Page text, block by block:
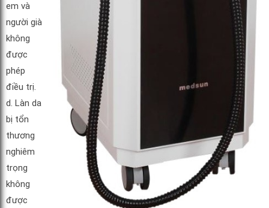
em và
người già
không
được
phép
điều trị.
d. Làn da
bị tổn
thương
nghiêm
trọng
không
được